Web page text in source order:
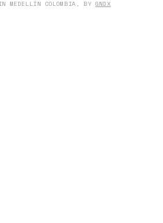
MEDELLÍN COLOMBIA, BY GNDX